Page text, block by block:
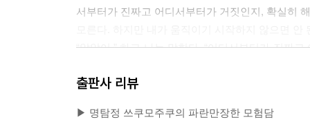
서부터가 진짜고 어디서부터가 거짓인지, 확실히
“알았어.” 하고 나는 말한다. “어디서부터가 진짜
“아무래도 좋아. 진짜로 관계가 없다면, 그냥 가
출판사 리뷰
▶ 명탐정 쓰쿠모주쿠의 파란만장한 모험담